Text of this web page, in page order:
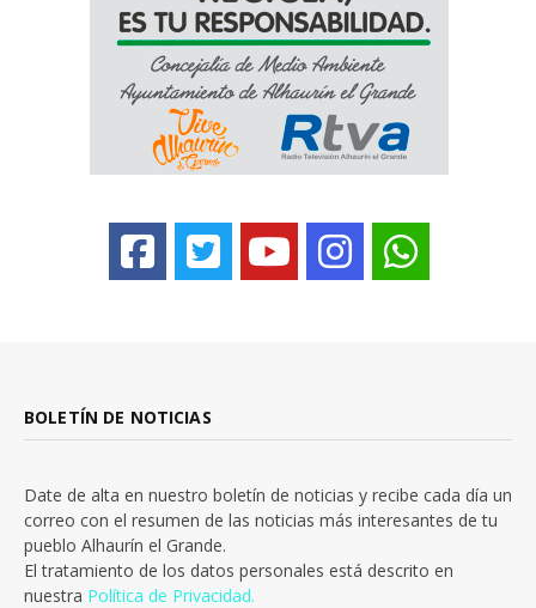
BOLETÍN DE NOTICIAS
Date de alta en nuestro boletín de noticias y recibe cada día un
correo con el resumen de las noticias más interesantes de tu
pueblo Alhaurín el Grande.
El tratamiento de los datos personales está descrito en
nuestra Política de Privacidad.